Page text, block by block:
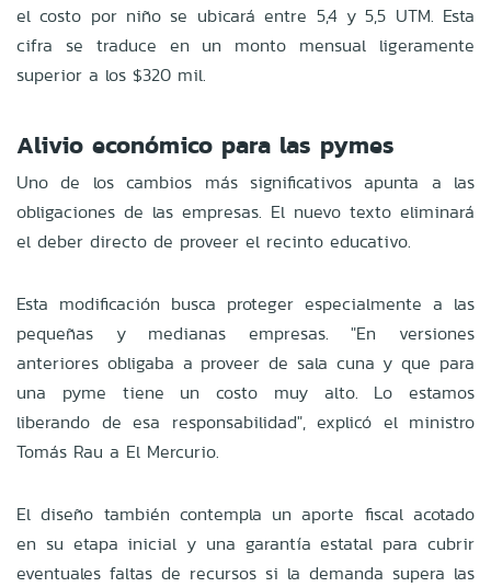
el costo por niño se ubicará entre 5,4 y 5,5 UTM. Esta
cifra se traduce en un monto mensual ligeramente
superior a los $320 mil.
Alivio económico para las pymes
Uno de los cambios más significativos apunta a las
obligaciones de las empresas. El nuevo texto eliminará
el deber directo de proveer el recinto educativo.
Esta modificación busca proteger especialmente a las
pequeñas y medianas empresas. "En versiones
anteriores obligaba a proveer de sala cuna y que para
una pyme tiene un costo muy alto. Lo estamos
liberando de esa responsabilidad", explicó el ministro
Tomás Rau a El Mercurio.
El diseño también contempla un aporte fiscal acotado
en su etapa inicial y una garantía estatal para cubrir
eventuales faltas de recursos si la demanda supera las